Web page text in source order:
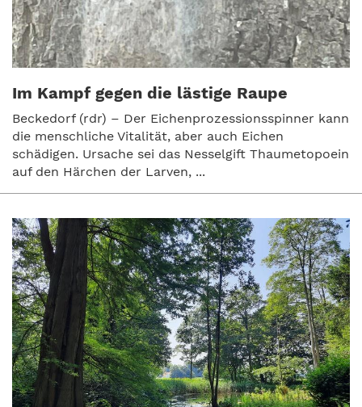
Im Kampf gegen die lästige Raupe
Beckedorf (rdr) – Der Eichenprozessionsspinner kann
die menschliche Vitalität, aber auch Eichen
schädigen. Ursache sei das Nesselgift Thaumetopoein
auf den Härchen der Larven, ...